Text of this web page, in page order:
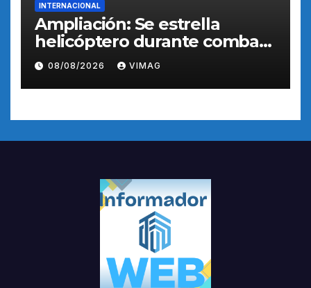
INTERNACIONAL
Ampliación: Se estrella
helicóptero durante combate
a incendio forestal en Utah,
EEUU
08/08/2026 VIMAG